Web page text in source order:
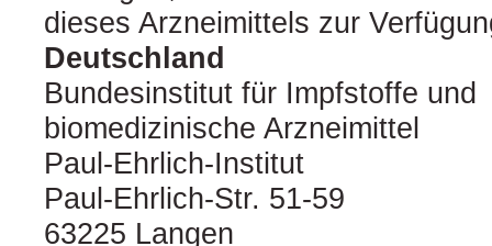
dieses Arzneimittels zur
Deutschland
Bundesinstitut für Impfstoffe und
biomedizinische Arzneimittel
Paul-Ehrlich-Institut
Paul-Ehrlich-Str. 51-59
63225 Langen